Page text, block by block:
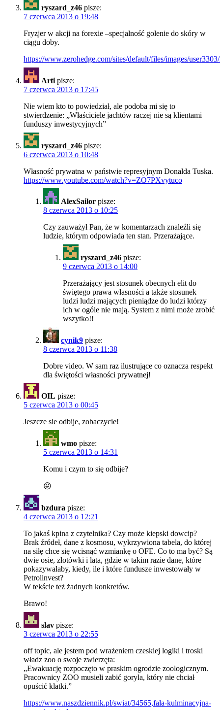
ryszard_z46 pisze:
7 czerwca 2013 o 19:48
Fryzjer w akcji na forexie –specjalność golenie do skóry w
ciągu doby.
https://www.zerohedge.com/sites/default/files/images/
Arti pisze:
7 czerwca 2013 o 17:45
Nie wiem kto to powiedział, ale podoba mi się to
stwierdzenie: „Właściciele jachtów raczej nie są klientami
funduszy inwestycyjnych”
ryszard_z46 pisze:
6 czerwca 2013 o 10:48
Własność prywatna w państwie represyjnym Donalda Tuska.
https://www.youtube.com/watch?v=ZO7PXvytuco
AlexSailor pisze:
8 czerwca 2013 o 10:25
Czy zauważył Pan, że w komentarzach znaleźli się
ludzie, którym odpowiada ten stan. Przerażające.
ryszard_z46 pisze:
9 czerwca 2013 o 14:00
Przerażający jest stosunek obecnych elit do
świętego prawa własności a także stosunek
ludzi ludzi mających pieniądze do ludzi którzy
ich w ogóle nie mają. System z nimi może zrobić
wszytko!!
cynik9 pisze:
8 czerwca 2013 o 11:38
Dobre video. W sam raz ilustrujące co oznacza respekt
dla świętości własności prywatnej!
OIL pisze:
5 czerwca 2013 o 00:45
Jeszcze sie odbije, zobaczycie!
wmo pisze:
5 czerwca 2013 o 14:31
Komu i czym to się odbije?
😛
bzdura pisze:
4 czerwca 2013 o 12:21
To jakaś kpina z czytelnika? Czy może kiepski dowcip?
Brak źródeł, dane z kosmosu, wykrzywiona tabela, do której
na siłę chce się wcisnąć wzmiankę o OFE. Co to ma być? Są
dwie osie, złotówki i lata, gdzie w takim razie dane, które
pokazywałaby, kiedy, ile i które fundusze inwestowały w
Petrolinvest?
W tekście też żadnych konkretów.
Brawo!
slav pisze:
3 czerwca 2013 o 22:55
off topic, ale jestem pod wrażeniem czeskiej logiki i troski
władz zoo o swoje zwierzęta:
„Ewakuację rozpoczęto w praskim ogrodzie zoologicznym.
Pracownicy ZOO musieli zabić goryla, który nie chciał
opuścić klatki.”
https://www.naszdziennik.pl/swiat/34565,fala-kulminacyjna-